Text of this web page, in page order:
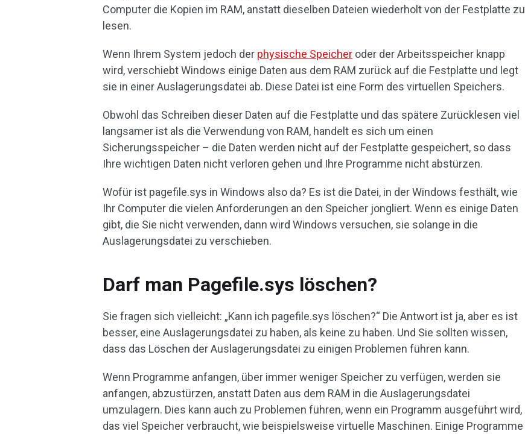
Computer die Kopien im RAM, anstatt dieselben Dateien wiederholt von der Festplatte zu
lesen.
Wenn Ihrem System jedoch der physische Speicher oder der Arbeitsspeicher knapp
wird, verschiebt Windows einige Daten aus dem RAM zurück auf die Festplatte und legt
sie in einer Auslagerungsdatei ab. Diese Datei ist eine Form des virtuellen Speichers.
Obwohl das Schreiben dieser Daten auf die Festplatte und das spätere Zurücklesen viel
langsamer ist als die Verwendung von RAM, handelt es sich um einen
Sicherungsspeicher – die Daten werden nicht auf der Festplatte gespeichert, so dass
Ihre wichtigen Daten nicht verloren gehen und Ihre Programme nicht abstürzen.
Wofür ist pagefile.sys in Windows also da? Es ist die Datei, in der Windows festhält, wie
Ihr Computer die vielen Anforderungen an den Speicher jongliert. Wenn es einige Daten
gibt, die Sie nicht verwenden, dann wird Windows versuchen, sie solange in die
Auslagerungsdatei zu verschieben.
Darf man Pagefile.sys löschen?
Sie fragen sich vielleicht: „Kann ich pagefile.sys löschen?“ Die Antwort ist ja, aber es ist
besser, eine Auslagerungsdatei zu haben, als keine zu haben. Und Sie sollten wissen,
dass das Löschen der Auslagerungsdatei zu einigen Problemen führen kann.
Wenn Programme anfangen, über immer weniger Speicher zu verfügen, werden sie
anfangen, abzustürzen, anstatt Daten aus dem RAM in die Auslagerungsdatei
umzulagern. Dies kann auch zu Problemen führen, wenn ein Programm ausgeführt wird,
das viel Speicher verbraucht, wie beispielsweise virtuelle Maschinen. Einige Programme